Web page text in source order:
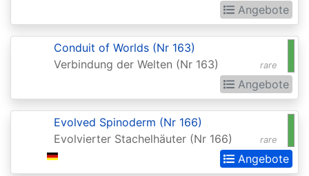
Legends
Commander
Battle
Baldurs
Angebote
rare
Conduit of Worlds (Nr 163)
Verbindung der Welten (Nr 163)
Angebote
rare
Evolved Spinoderm (Nr 166)
Evolvierter Stachelhäuter (Nr 166)
Angebote